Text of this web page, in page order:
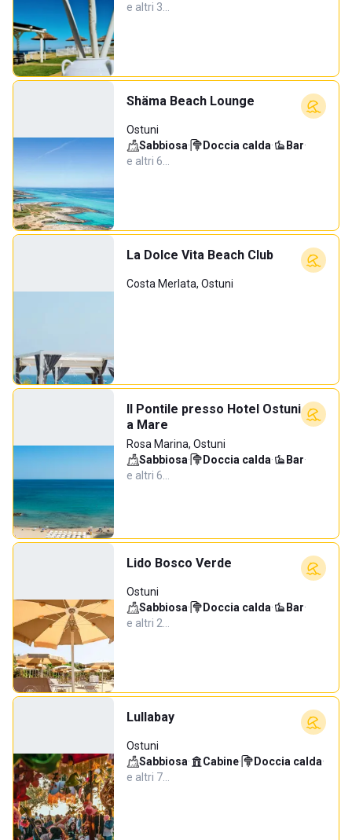
e altri 3…
Shäma Beach Lounge
Ostuni
Sabbiosa· Doccia calda· Bar·
e altri 6…
La Dolce Vita Beach Club
Costa Merlata, Ostuni
Il Pontile presso Hotel Ostuni
a Mare
Rosa Marina, Ostuni
Sabbiosa· Doccia calda· Bar·
e altri 6…
Lido Bosco Verde
Ostuni
Sabbiosa· Doccia calda· Bar·
e altri 2…
Lullabay
Ostuni
Sabbiosa· Cabine· Doccia calda·
e altri 7…